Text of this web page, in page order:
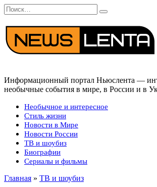
Перейти
к
содержанию
Search
for:
Информационный портал Ньюслента —
необычные события в мире, в России и в
Необычное и интересное
Стиль жизни
Новости в Мире
Новости России
ТВ и шоубиз
Биографии
Сериалы и фильмы
Главная » ТВ и шоубиз